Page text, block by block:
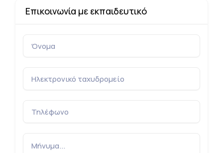
Επικοινωνία με εκπαιδευτικό